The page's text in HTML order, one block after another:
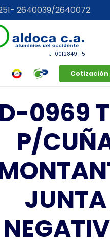
2640039/2640072
J-00128491-5
Cotización
0969
P/
JUNTA